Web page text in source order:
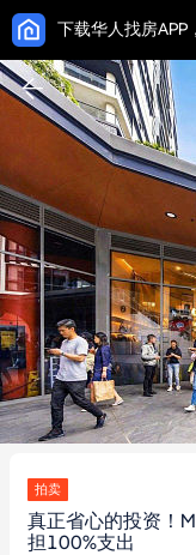
下载华人找房APP
拍卖
真正省心的投资！
担100%支出